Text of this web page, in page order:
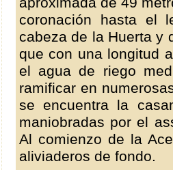
coronación hasta el
cabeza de la Huerta y
que con una longitud
el agua de riego
ramificar en
se encuentra la
maniobradas por el
Al comienzo de la
aliviaderos de fondo.